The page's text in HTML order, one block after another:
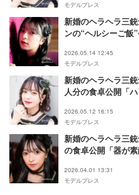
モデルプレス
新婚のヘラヘラ三
ンの“ヘルシーご飯
2026.05.14 12:45
モデルプレス
新婚のヘラヘラ三
人分の食卓公開「
2026.05.12 16:15
モデルプレス
新婚のヘラヘラ三
の食卓公開「器が
2026.04.01 13:31
モデルプレス